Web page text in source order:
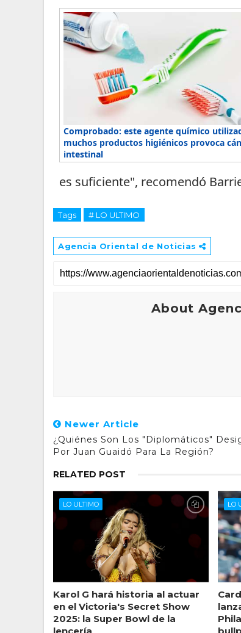
Comprobado: este agente químico
muchos productos higiénicos provoca
intestinal
es suficiente", recomendó
Tags # LO ULTIMO
Agencia Oriental de Noticias
About
Newer Article
¿Quiénes Son Los "diplomáticos"
Por Juan Guaidó Para La Región?
RELATED POST
LO ULTIMO
Karol G hará historia al actuar
en el Victoria's Secret Show
2025: la Super Bowl de la
LO